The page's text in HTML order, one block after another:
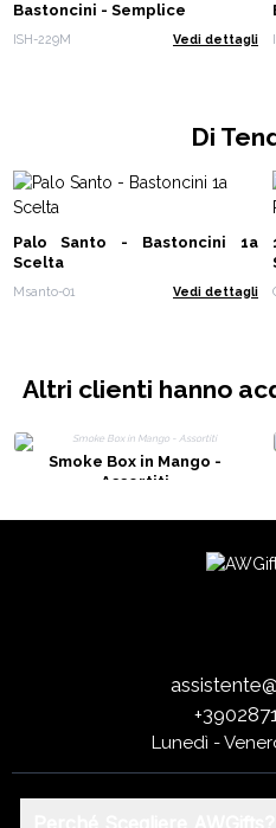
Bastoncini - Semplice
ISH-229M Vedi dettagli
Di
Palo Santo - Bastoncini 1a
Scelta
Msanto-01 Vedi dettagli
Altri clienti hanno
Smoke Box in Mango -
Assortiti
Lunedì -